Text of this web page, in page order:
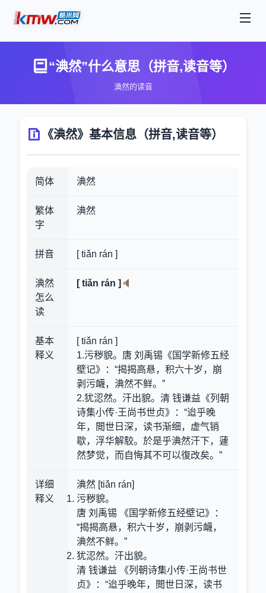
“淟然”什么意思（拼音,读音等）
淟然的读音
《淟然》基本信息（拼音,读音等）
简体 淟然
繁体
字
淟然
拼音 [ tiǎn rán ]
淟然
怎么
读
[ tiǎn rán ]
基本
释义
[ tiǎn rán ]
1.污秽貌。唐 刘禹锡《国学新修五经
壁记》：“揭揭高悬，积六十岁，崩
剥污衊，淟然不鲜。”
2.犹涊然。汗出貌。清 钱谦益《列朝
诗集小传·王尚书世贞》：“迨乎晚
年，閲世日深，读书渐细，虚气销
歇，浮华解駮。於是乎淟然汗下，蘧
然梦觉，而自悔其不可以復改矣。”
详细
释义
淟然 [tiǎn rán]
污秽貌。
唐 刘禹锡 《国学新修五经壁记》：
“揭揭高悬，积六十岁，崩剥污衊，
淟然不鲜。”
犹涊然。汗出貌。
清 钱谦益 《列朝诗集小传·王尚书世
贞》：“迨乎晚年，閲世日深，读书